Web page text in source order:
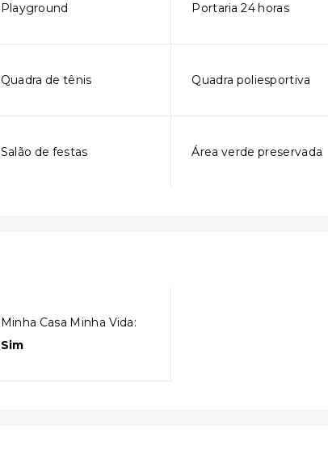
Playground Portaria 24 horas
Quadra de tênis Quadra poliesportiva
Salão de festas Área verde preservada
Minha Casa Minha Vida:
Sim